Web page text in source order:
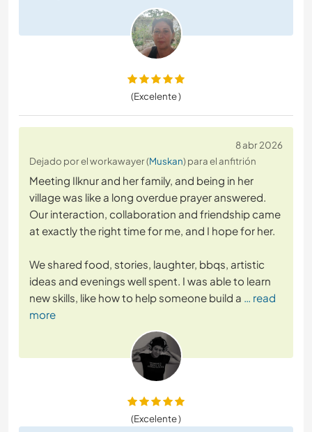
(Excelente )
8 abr 2026
Dejado por el workawayer (Muskan) para el anfitrión
Meeting Ilknur and her family, and being in her
village was like a long overdue prayer answered.
Our interaction, collaboration and friendship came
at exactly the right time for me, and I hope for her.
We shared food, stories, laughter, bbqs, artistic
ideas and evenings well spent. I was able to learn
new skills, like how to help someone build a … read
more
(Excelente )